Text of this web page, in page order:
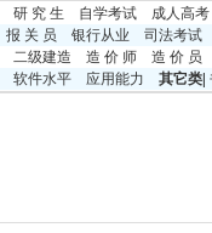
研 究 生 自学考试
成人高考
报 关 员 银行从业
司法考试
二级建造 造 价 师
造 价 员
软件水平 应用能力 其它类